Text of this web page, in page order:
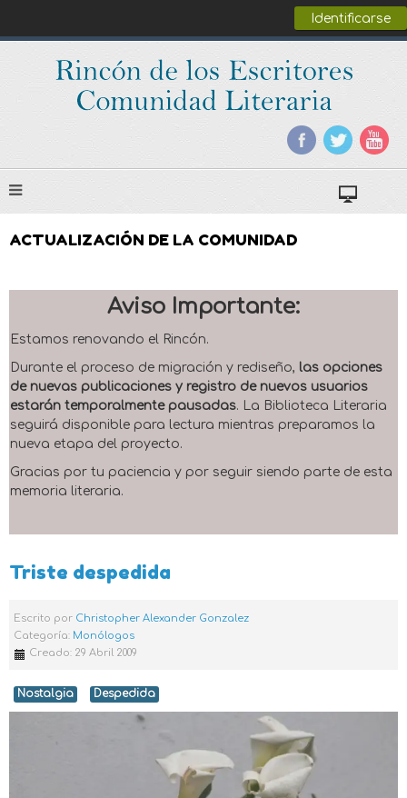
Identificarse
ACTUALIZACIÓN DE LA COMUNIDAD
Aviso Importante:
Estamos renovando el Rincón.
Durante el proceso de migración y rediseño, las opciones
de nuevas publicaciones y registro de nuevos usuarios
estarán temporalmente pausadas. La Biblioteca Literaria
seguirá disponible para lectura mientras preparamos la
nueva etapa del proyecto.
Gracias por tu paciencia y por seguir siendo parte de esta
memoria literaria.
Triste despedida
Escrito por Christopher Alexander Gonzalez
Categoría: Monólogos
Creado: 29 Abril 2009
Nostalgia Despedida